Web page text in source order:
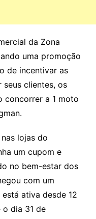
da Zona
uma promoção
de incentivar as
seus clientes, os
concorrer a 1 moto
lojas do
um cupom e
no bem-estar dos
com um
ativa desde 12
o dia 31 de